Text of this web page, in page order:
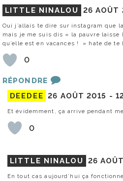
LITTLE NINALOU 26 AOÛT
Oui j’allais te dire sur instagram que
mais je me suis dis « la pauvre
qu’elle est en vacances ! » hate de te
0
RÉPONDRE
DEEDEE 26 AOÛT 2015 -
Et évidemment, ça arrive pendant
0
LITTLE NINALOU 26
En tout cas aujourd’hui ça